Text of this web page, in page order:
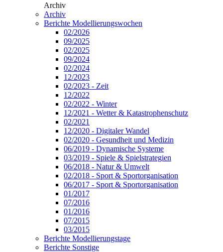
Archiv
Archiv
Berichte Modellierungswochen
02/2026
09/2025
02/2025
09/2024
02/2024
12/2023
02/2023 - Zeit
12/2022
02/2022 - Winter
12/2021 - Wetter & Katastrophenschutz
02/2021
12/2020 - Digitaler Wandel
02/2020 - Gesundheit und Medizin
06/2019 - Dynamische Systeme
03/2019 - Spiele & Spielstrategien
06/2018 - Natur & Umwelt
02/2018 - Sport & Sportorganisation
06/2017 - Sport & Sportorganisation
01/2017
07/2016
01/2016
07/2015
03/2015
Berichte Modellierungstage
Berichte Sonstige